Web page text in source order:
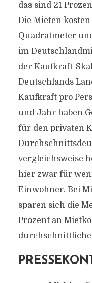
das sind 21
Die Mieten
Quadratmeter
im
der Kaufkraft-
Deutschlands
Kaufkraft pro
und Jahr haben
für den privaten
vergleichsweise
hier zwar für
Einwohner. Bei
sparen sich die
Prozent an